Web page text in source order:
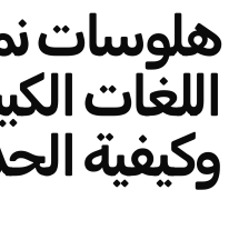
هلوسات
اللغات
وكيفية